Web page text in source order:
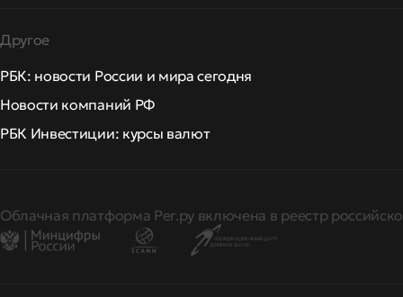
Другое
РБК: новости России и мира сегодня
Новости компаний РФ
РБК Инвестиции: курсы валют
Облачная платформа Рег.ру включена в реестр